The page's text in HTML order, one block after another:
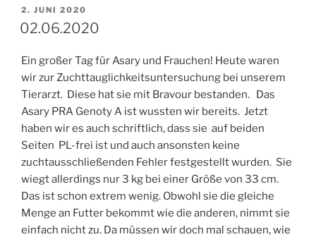
VERÖFFENTLICHT
AM
2. JUNI 2020
02.06.2020
Ein großer Tag für Asary und Frauchen! Heute waren
wir zur Zuchttauglichkeitsuntersuchung bei unserem
Tierarzt. Diese hat sie mit Bravour bestanden. Das
Asary PRA Genoty A ist wussten wir bereits. Jetzt
haben wir es auch schriftlich, dass sie auf beiden
Seiten PL-frei ist und auch ansonsten keine
zuchtausschließenden Fehler festgestellt wurden. Sie
wiegt allerdings nur 3 kg bei einer Größe von 33 cm.
Das ist schon extrem wenig. Obwohl sie die gleiche
Menge an Futter bekommt wie die anderen, nimmt sie
einfach nicht zu. Da müssen wir doch mal schauen, wie